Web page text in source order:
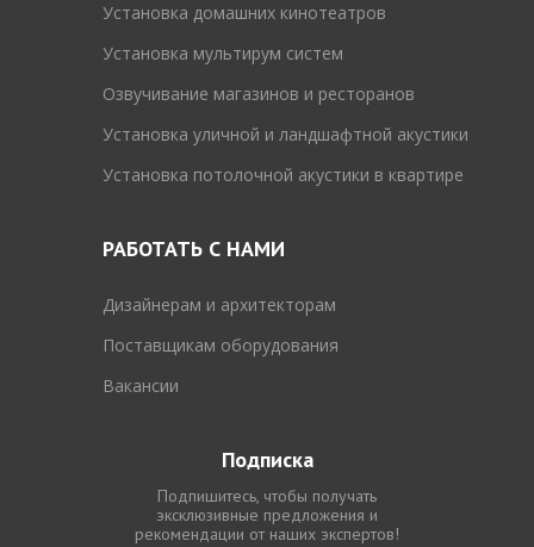
Установка домашних кинотеатров
Установка мультирум систем
Озвучивание магазинов и ресторанов
Установка уличной и ландшафтной акустики
Установка потолочной акустики в квартире
РАБОТАТЬ С НАМИ
Дизайнерам и архитекторам
Поставщикам оборудования
Вакансии
Подписка
Подпишитесь, чтобы получать
эксклюзивные предложения и
рекомендации от наших экспертов!